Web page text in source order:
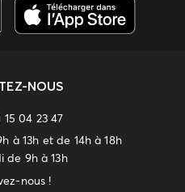
NOUS
15 04 23 47
à 13h et de 14h à 18h
de 9h à 13h
nous !